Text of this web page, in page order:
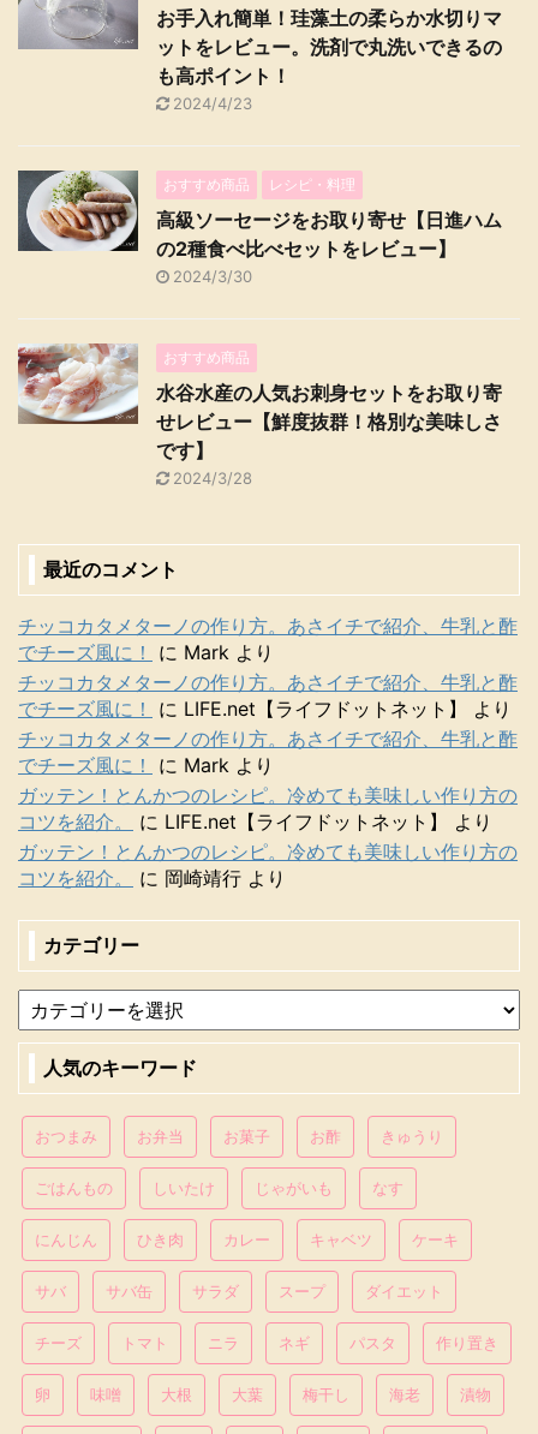
お手入れ簡単！珪藻土の柔らか水切りマ
ットをレビュー。洗剤で丸洗いできるの
も高ポイント！
2024/4/23
おすすめ商品 レシピ・料理
高級ソーセージをお取り寄せ【日進ハム
の2種食べ比べセットをレビュー】
2024/3/30
おすすめ商品
水谷水産の人気お刺身セットをお取り寄
せレビュー【鮮度抜群！格別な美味しさ
です】
2024/3/28
最近のコメント
チッコカタメターノの作り方。あさイチで紹介、牛乳と酢
でチーズ風に！
に Mark より
チッコカタメターノの作り方。あさイチで紹介、牛乳と酢
でチーズ風に！
に LIFE.net【ライフドットネット】
より
チッコカタメターノの作り方。あさイチで紹介、牛乳と酢
でチーズ風に！
に Mark より
ガッテン！とんかつのレシピ。冷めても美味しい作り方の
コツを紹介。
に LIFE.net【ライフドットネット】
より
ガッテン！とんかつのレシピ。冷めても美味しい作り方の
コツを紹介。
に 岡崎靖行 より
カテゴリー
人気のキーワード
おつまみ お弁当 お菓子 お酢 きゅうり
ごはんもの しいたけ じゃがいも なす
にんじん ひき肉 カレー キャベツ ケーキ
サバ サバ缶 サラダ スープ ダイエット
チーズ トマト ニラ ネギ パスタ 作り置き
卵 味噌 大根 大葉 梅干し 海老 漬物